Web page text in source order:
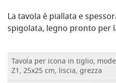
La tavola è piallata e
spigolata, legno pronto per
Tavola per icona in tiglio,
Z1, 25x25 cm, liscia, grezza